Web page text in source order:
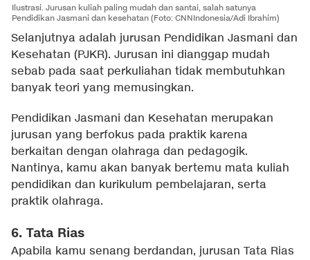
Ilustrasi. Jurusan kuliah paling mudah dan santai, salah satunya
Pendidikan Jasmani dan kesehatan (Foto: CNNIndonesia/Adi Ibrahim)
Selanjutnya adalah jurusan Pendidikan Jasmani dan
Kesehatan (PJKR). Jurusan ini dianggap mudah
sebab pada saat perkuliahan tidak membutuhkan
banyak teori yang memusingkan.
Pendidikan Jasmani dan Kesehatan merupakan
jurusan yang berfokus pada praktik karena
berkaitan dengan olahraga dan pedagogik.
Nantinya, kamu akan banyak bertemu mata kuliah
pendidikan dan kurikulum pembelajaran, serta
praktik olahraga.
6. Tata Rias
Apabila kamu senang berdandan, jurusan Tata Rias